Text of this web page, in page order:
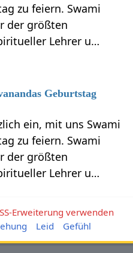
zu feiern. Swami
der größten
Lehrer u…
Geburtstag
ein, mit uns Swami
zu feiern. Swami
der größten
Lehrer u…
Erweiterung verwenden
Leid Gefühl